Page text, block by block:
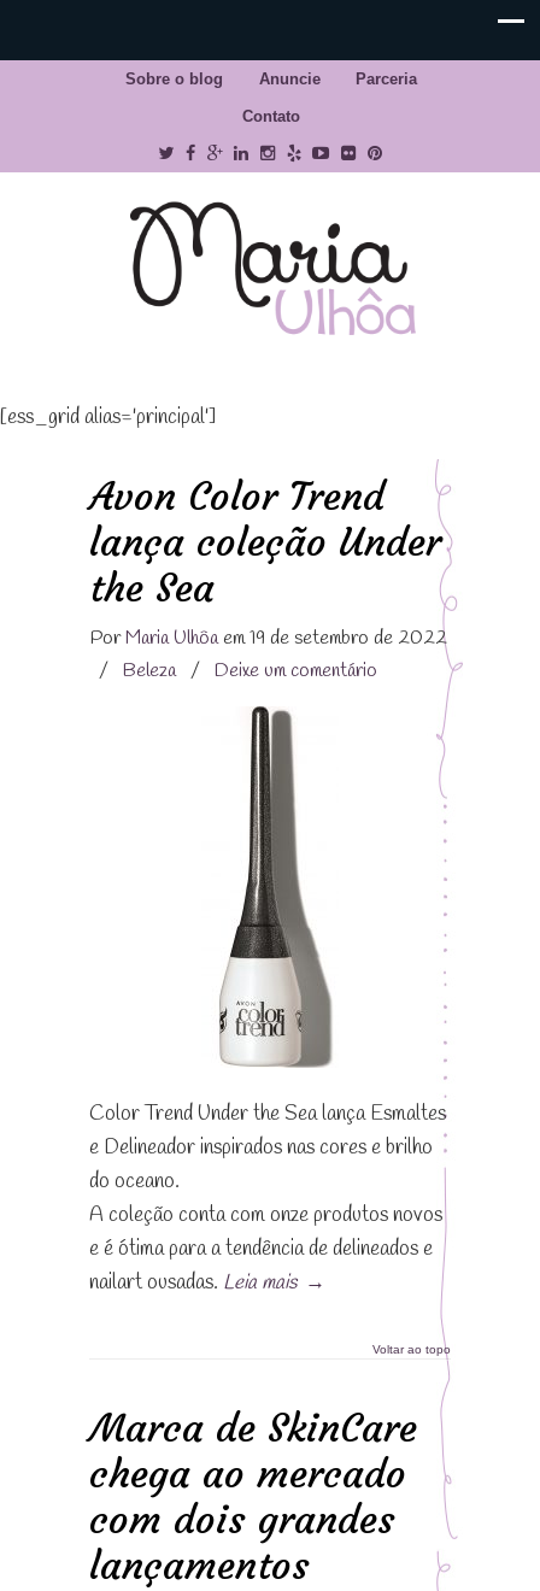
Sobre o blog Anuncie Parceria
Contato
[ess_grid alias='principal']
Avon Color Trend
lança coleção Under
the Sea
PorMaria Ulhôaem 19 de setembro de 2022
/ Beleza / Deixe um comentário
Color Trend Under the Sea lança Esmaltes
e Delineador inspirados nas cores e brilho
do oceano.
A coleção conta com onze produtos novos
e é ótima para a tendência de delineados e
nailart ousadas. Leia mais →
Voltar ao topo
Marca de SkinCare
chega ao mercado
com dois grandes
lançamentos